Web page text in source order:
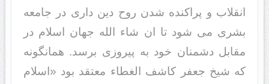
انقلاب و پراکنده شدن روح دین داری در جامعه
بشری می شود تا ان شاء الله جهان اسلام در
مقابل دشمنان خود به پیروزی برسد. همانگونه
که شیخ جعفر کاشف الغطاء معتقد بود «اسلام